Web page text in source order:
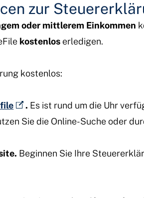
zur
oder mittlerem Einkommen
kostenlos erledigen.
kostenlos:
. Es ist rund um die Uhr
Sie die Online-Suche oder
Beginnen Sie Ihre